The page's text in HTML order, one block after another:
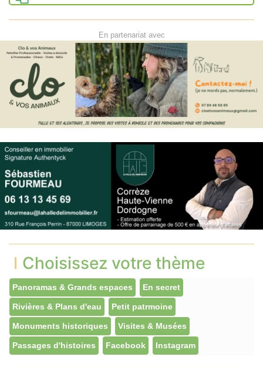
En partenariat avec
Choisissez votre thème
Panoramas & Grands espaces En secret
Rivières & Plans d'eau Petit patrmoine
Monuments historiques Visites & Musées
Passages d'histoires Facebook Instagram